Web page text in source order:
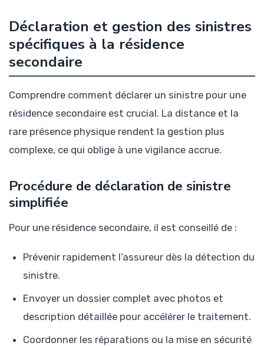
Déclaration et gestion des sinistres
spécifiques à la résidence
secondaire
Comprendre comment déclarer un sinistre pour une
résidence secondaire est crucial. La distance et la
rare présence physique rendent la gestion plus
complexe, ce qui oblige à une vigilance accrue.
Procédure de déclaration de sinistre
simplifiée
Pour une résidence secondaire, il est conseillé de :
Prévenir rapidement l’assureur dès la détection du
sinistre.
Envoyer un dossier complet avec photos et
description détaillée pour accélérer le traitement.
Coordonner les réparations ou la mise en sécurité